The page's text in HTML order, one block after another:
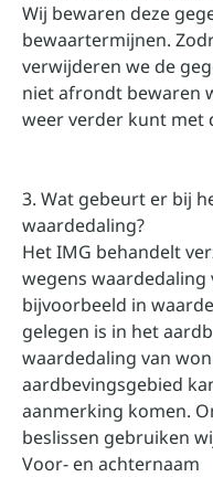
Wij bewaren deze
bewaartermijnen.
verwijderen we de
niet afrondt bewaren
weer verder kunt met
3. Wat gebeurt er bij
waardedaling?
Het IMG behandelt
wegens waardedaling
bijvoorbeeld in
gelegen is in het
waardedaling van
aardbevingsgebied
aanmerking komen.
beslissen gebruiken
Voor- en achternaam